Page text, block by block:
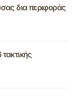
δια περιφοράς